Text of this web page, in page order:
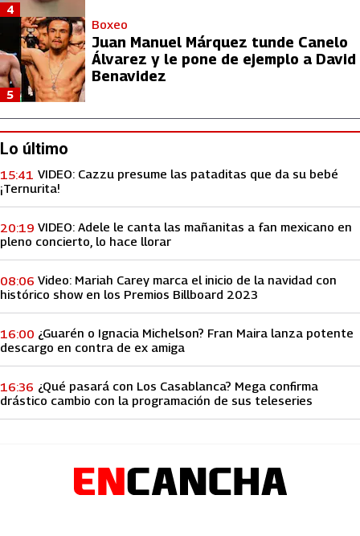
4
Boxeo
Juan Manuel Márquez tunde Canelo
Álvarez y le pone de ejemplo a David
Benavidez
5
Lo último
VIDEO: Cazzu presume las pataditas que da su bebé
¡Ternurita!
15:41
VIDEO: Adele le canta las mañanitas a fan mexicano en
pleno concierto, lo hace llorar
20:19
Video: Mariah Carey marca el inicio de la navidad con
histórico show en los Premios Billboard 2023
08:06
¿Guarén o Ignacia Michelson? Fran Maira lanza potente
descargo en contra de ex amiga
16:00
¿Qué pasará con Los Casablanca? Mega confirma
drástico cambio con la programación de sus teleseries
16:36